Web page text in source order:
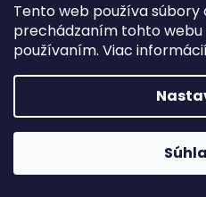
Tento web používa súbory
prechádzaním tohto webu
používaním. Viac